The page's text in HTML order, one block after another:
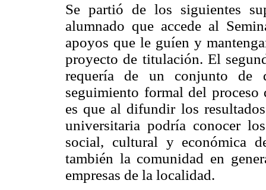
Se partió de los siguientes
alumnado que accede al
apoyos que le guíen y
proyecto de titulación. El
requería de un conjunto de
seguimiento formal del
es que al difundir los
universitaria podría conocer
social, cultural y económica
también la comunidad en
empresas de la localidad.